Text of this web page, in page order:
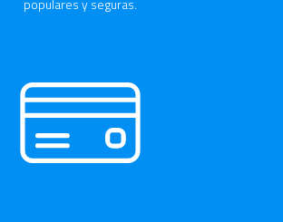
populares y seguras.